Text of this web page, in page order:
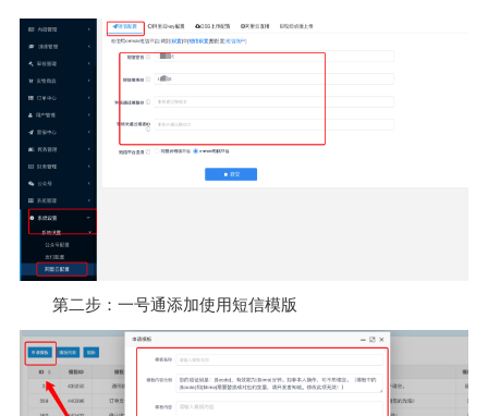
第二步 ： 一号通添加使用短信模版